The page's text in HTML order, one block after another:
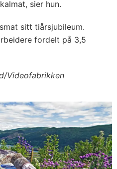
sier hun.
sitt tiårsjubileum.
fordelt på 3,5
Videofabrikken